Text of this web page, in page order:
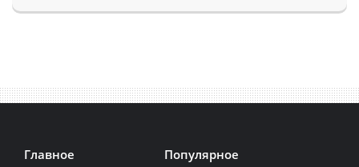
Главное Популярное